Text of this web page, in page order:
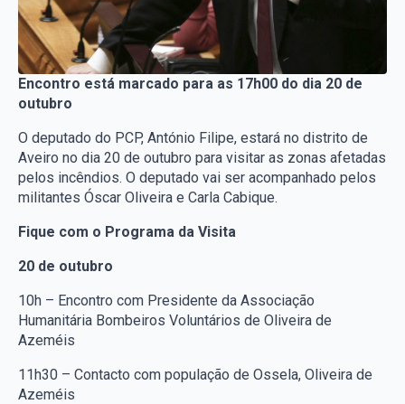
Encontro está marcado para as 17h00 do dia 20 de
outubro
O deputado do PCP, António Filipe, estará no distrito de
Aveiro no dia 20 de outubro para visitar as zonas afetadas
pelos incêndios. O deputado vai ser acompanhado pelos
militantes Óscar Oliveira e Carla Cabique.
Fique com o Programa da Visita
20 de outubro
10h – Encontro com Presidente da Associação
Humanitária Bombeiros Voluntários de Oliveira de
Azeméis
11h30 – Contacto com população de Ossela, Oliveira de
Azeméis